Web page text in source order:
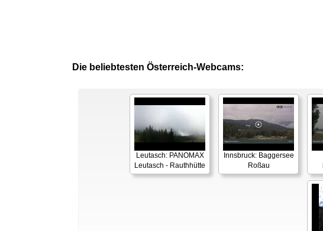
Die beliebtesten Österreich-Webcams:
Leutasch: PANOMAX
Leutasch - Rauthhütte
Innsbruck: Baggersee
Roßau